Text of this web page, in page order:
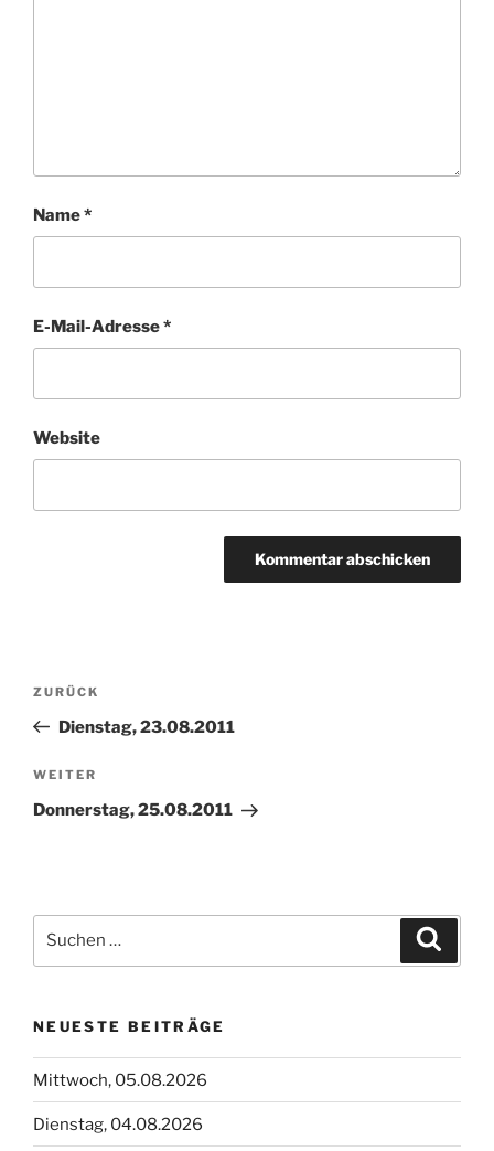
Name*
E-Mail-Adresse*
Website
Beitragsnavigation
Vorheriger
Beitrag
ZURÜCK
Dienstag, 23.08.2011
Nächster
Beitrag
WEITER
Donnerstag, 25.08.2011
nach:
NEUESTE BEITRÄGE
Mittwoch, 05.08.2026
Dienstag, 04.08.2026